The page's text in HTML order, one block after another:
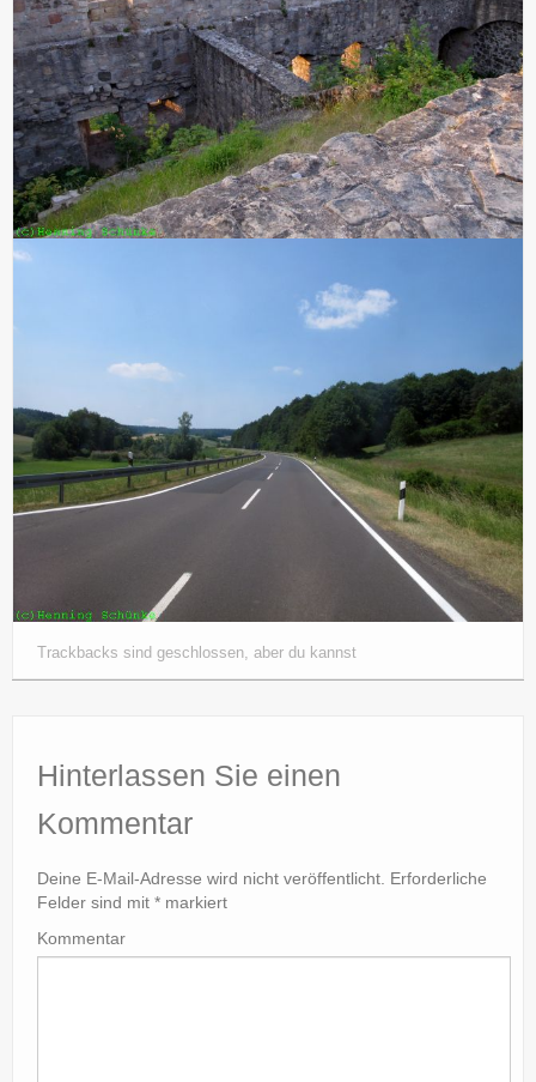
Trackbacks sind geschlossen, aber du kannst
Hinterlassen Sie einen
Kommentar
Deine E-Mail-Adresse wird nicht veröffentlicht. Erforderliche
Felder sind mit * markiert
Kommentar